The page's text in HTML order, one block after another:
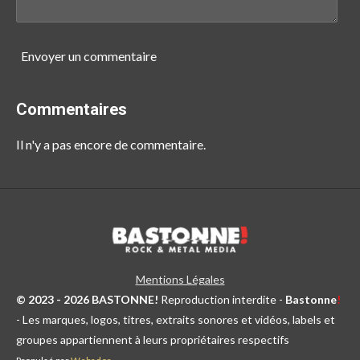
Envoyer un commentaire
Commentaires
Il n'y a pas encore de commentaire.
Mentions Légales
© 2023 - 2026 BASTONNE! Reproduction interdite - Bastonne!
- Les marques, logos, titres, extraits sonores et vidéos, labels et
groupes appartiennent à leurs propriétaires respectifs